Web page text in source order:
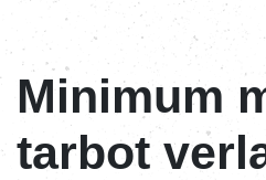
Minimum
tarbot